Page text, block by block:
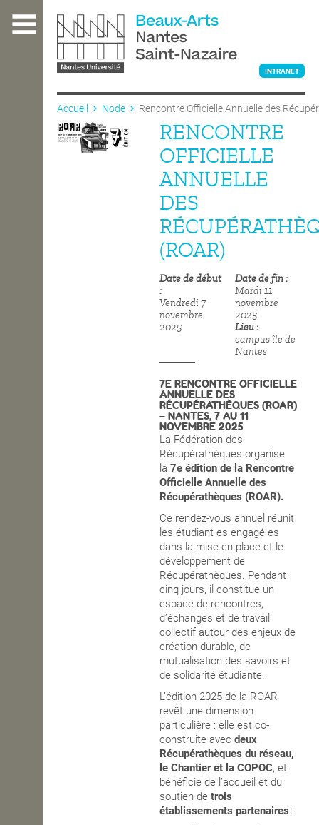
contenu
L'ÉCOLE
INTRANET
Accueil Node Rencontre Officielle Annuelle des
RENCONTRE
OFFICIELLE
ANNUELLE
DES
(ROAR)
Date de début
Vendredi 7
novembre
2025
Date de fin
Mardi 11
novembre
2025
Lieu
campus île de
Nantes
7E RENCONTRE OFFICIELLE
ANNUELLE DES
RÉCUPÉRATHÈQUES (ROAR)
– NANTES, 7 AU 11
NOVEMBRE 2025
La Fédération des
Récupérathèques organise
la7e édition de la Rencontre
Officielle Annuelle des
Récupérathèques (ROAR).
Ce rendez-vous annuel réunit
les étudiant·es engagé·es
dans la mise en place et le
développement de
Récupérathèques. Pendant
cinq jours, il constitue un
espace de rencontres,
d’échanges et de travail
collectif autour des enjeux de
création durable, de
mutualisation des savoirs et
de solidarité étudiante.
L’édition 2025 de la ROAR
revêt une dimension
particulière : elle est co-
construite avecdeux
Récupérathèques du réseau,
le Chantier et la COPOC, et
bénéficie de l’accueil et du
soutien detrois
établissements partenaires :